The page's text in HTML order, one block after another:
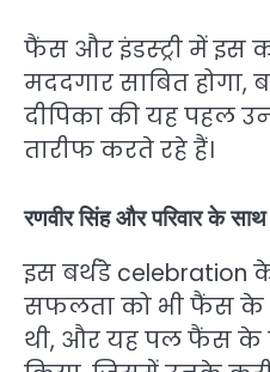
फैंस और इंडस्ट्री में इस
मददगार साबित होगा,
दीपिका की यह पहल
तारीफ करते रहे हैं।
रणवीर सिंह और परिवार के
इस बर्थडे celebration
सफलता को भी फैंस के
थी, और यह पल फैंस के